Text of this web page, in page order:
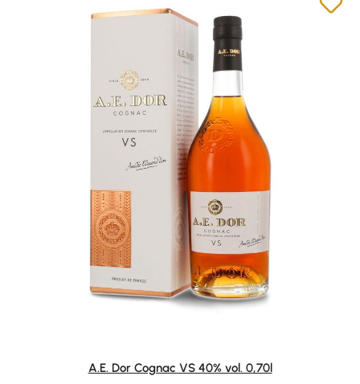
A.E. Dor Cognac VS 40% vol. 0,70l